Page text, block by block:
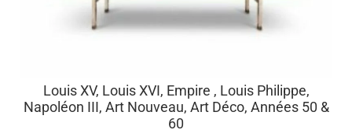
Louis XV, Louis XVI, Empire , Louis Philippe,
Napoléon III, Art Nouveau, Art Déco, Années 50 &
60